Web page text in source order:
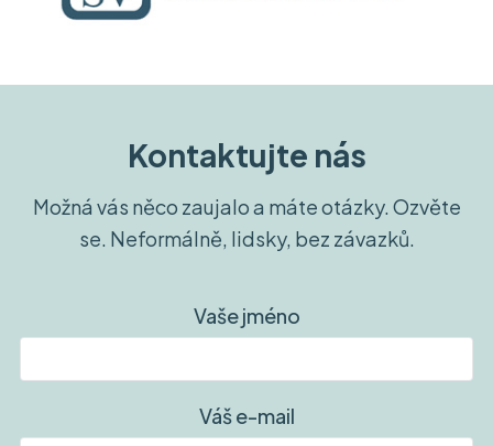
Kontaktujte nás
Možná vás něco zaujalo a máte otázky. Ozvěte
se. Neformálně, lidsky, bez závazků.
Vaše jméno
Váš e-mail